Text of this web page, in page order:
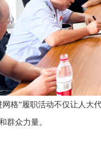
网格”履职活动不仅让人大
群众力量。